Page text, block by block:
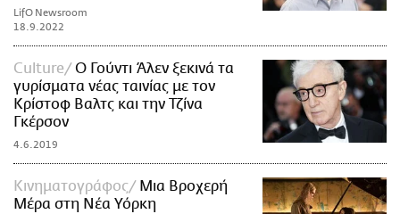
LifO Newsroom
18.9.2022
Culture
Ο Γούντι Άλεν ξεκινά τα
γυρίσματα νέας ταινίας με τον
Κρίστοφ Βαλτς και την Τζίνα
Γκέρσον
4.6.2019
Κινηματογράφος Μια Βροχερή
Μέρα στη Νέα Υόρκη